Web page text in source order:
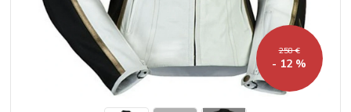
258 €
- 12 %